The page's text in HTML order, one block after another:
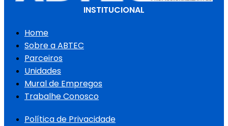
INSTITUCIONAL
Home
Sobre a ABTEC
Parceiros
Unidades
Mural de Empregos
Trabalhe Conosco
Política de Privacidade